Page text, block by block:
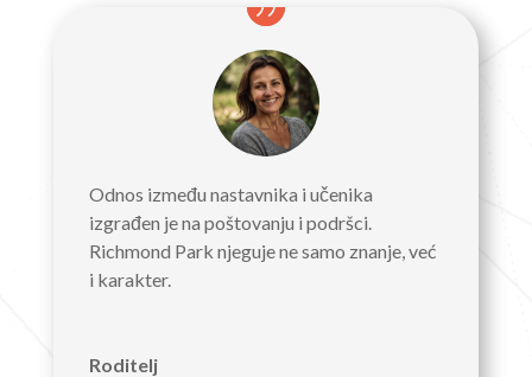
Odnos između nastavnika i učenika
izgrađen je na poštovanju i podršci.
Richmond Park njeguje ne samo znanje, već
i karakter.
Roditelj